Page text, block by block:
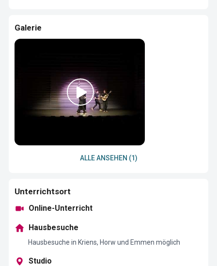
Galerie
ALLE ANSEHEN (1)
Unterrichtsort
Online-Unterricht
Hausbesuche
Hausbesuche in Kriens, Horw und Emmen möglich
Studio